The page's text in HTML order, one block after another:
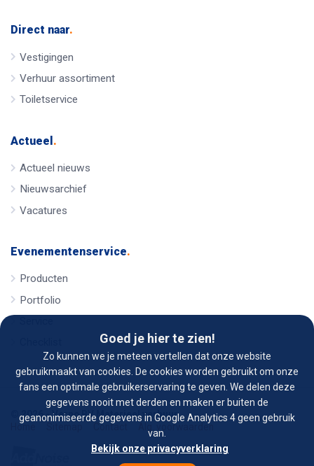
Goed je hier te zien!
Zo kunnen we je meteen vertellen dat onze website
gebruikmaakt van cookies. De cookies worden gebruikt om onze
fans een optimale gebruikerservaring te geven. We delen deze
gegevens nooit met derden en maken er buiten de
geanonimiseerde gegevens in Google Analytics 4 geen gebruik
van.
Bekijk onze privacyverklaring
Direct naar.
Vestigingen
Verhuur assortiment
Toiletservice
Actueel .
Actueel nieuws
Nieuwsarchief
Vacatures
Evenementenservice.
Producten
Portfolio
© 2026 - Verno BV Materieel verhuur
Home
Contact Alg. voorwaarden